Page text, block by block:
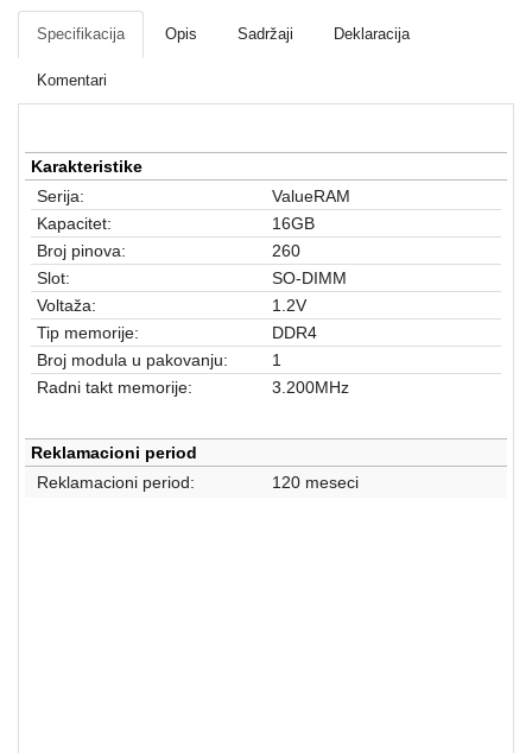
Fotoaparati
kamere
Kućni
aparati
Software
Sve
kategorije
Specifikacija Opis Sadržaji Deklaracija
Komentari
Karakteristike
Serija:
ValueRAM
Kapacitet:
16GB
Broj pinova:
260
Slot:
SO-DIMM
Voltaža:
1.2V
Tip memorije:
DDR4
Broj modula u pakovanju:
1
Radni takt memorije:
3.200MHz
Reklamacioni period
Reklamacioni period:
120 meseci